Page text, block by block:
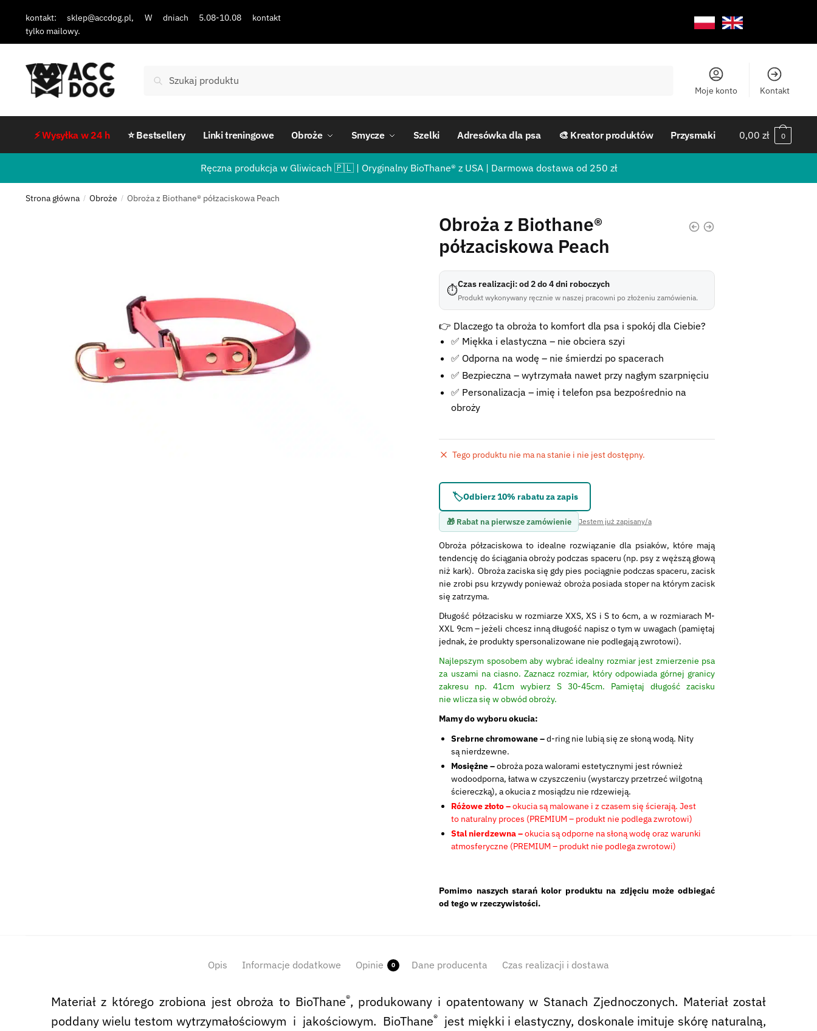
kontakt: sklep@accdog.pl, W dniach 5.08-10.08 kontakt
tylko mailowy.
Szukaj
Moje konto Kontakt
⚡ Wysyłka w 24 h ⭐ Bestsellery Linki treningowe Obroże Smycze Szelki Adresówka dla psa 🎨 Kreator produktów Przysmaki 0,00zł 0
Ręczna produkcja w Gliwicach 🇵🇱 | Oryginalny BioThane® z USA | Darmowa dostawa od 250 zł
Strona główna / Obroże / Obroża z Biothane® półzaciskowa Peach
Obroża z Biothane®
półzaciskowa Peach
⏱Czas realizacji: od 2 do 4 dni roboczych
Produkt wykonywany ręcznie w naszej pracowni po złożeniu zamówienia.
👉 Dlaczego ta obroża to komfort dla psa i spokój dla Ciebie?
✅ Miękka i elastyczna – nie obciera szyi
✅ Odporna na wodę – nie śmierdzi po spacerach
✅ Bezpieczna – wytrzymała nawet przy nagłym szarpnięciu
✅ Personalizacja – imię i telefon psa bezpośrednio na
obroży
Tego produktu nie ma na stanie i nie jest dostępny.
🏷️Odbierz 10% rabatu za zapis
🎁 Rabat na pierwsze zamówienie Jestem już zapisany/a
Obroża półzaciskowa to idealne rozwiązanie dla psiaków, które mają
tendencję do ściągania obroży podczas spaceru (np. psy z węższą głową
niż kark). Obroża zaciska się gdy pies pociągnie podczas spaceru, zacisk
nie zrobi psu krzywdy ponieważ obroża posiada stoper na którym zacisk
się zatrzyma.
Długość półzacisku w rozmiarze XXS, XS i S to 6cm, a w rozmiarach M-
XXL 9cm – jeżeli chcesz inną długość napisz o tym w uwagach (pamiętaj
jednak, że produkty spersonalizowane nie podlegają zwrotowi).
Najlepszym sposobem aby wybrać idealny rozmiar jest zmierzenie psa
za uszami na ciasno. Zaznacz rozmiar, który odpowiada górnej granicy
zakresu np. 41cm wybierz S 30-45cm. Pamiętaj długość zacisku
nie wlicza się w obwód obroży.
Mamy do wyboru okucia:
Srebrne chromowane –d-ring nie lubią się ze słoną wodą. Nity
są nierdzewne.
Mosiężne –obroża poza walorami estetycznymi jest również
wodoodporna, łatwa w czyszczeniu (wystarczy przetrzeć wilgotną
ściereczką), a okucia z mosiądzu nie rdzewieją.
Różowe złoto –okucia są malowane i z czasem się ścierają. Jest
to naturalny proces (PREMIUM – produkt nie podlega zwrotowi)
Stal nierdzewna –okucia są odporne na słoną wodę oraz warunki
atmosferyczne (PREMIUM – produkt nie podlega zwrotowi)
Pomimo naszych starań kolor produktu na zdjęciu może odbiegać
od tego w rzeczywistości.
Opis Informacje dodatkowe Opinie 0 Dane producenta Czas realizacji i dostawa
Materiał z którego zrobiona jest obroża to BioThane®, produkowany i opatentowany w Stanach Zjednoczonych. Materiał został
poddany wielu testom wytrzymałościowym i jakościowym. BioThane®
jest miękki i elastyczny, doskonale imituje skórę naturalną,